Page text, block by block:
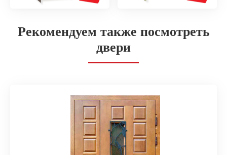
Рекомендуем также посмотреть
двери